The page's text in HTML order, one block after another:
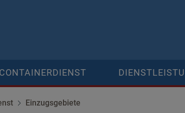
CONTAINERDIENST
Einzugsgebiete